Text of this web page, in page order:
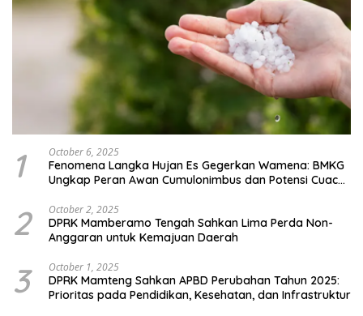
1 October 6, 2025
Fenomena Langka Hujan Es Gegerkan Wamena: BMKG
Ungkap Peran Awan Cumulonimbus dan Potensi Cuaca
2 October 2, 2025
DPRK Mamberamo Tengah Sahkan Lima Perda Non-
Anggaran untuk Kemajuan Daerah
3 October 1, 2025
DPRK Mamteng Sahkan APBD Perubahan Tahun 2025:
Prioritas pada Pendidikan, Kesehatan, dan Infrastruktur